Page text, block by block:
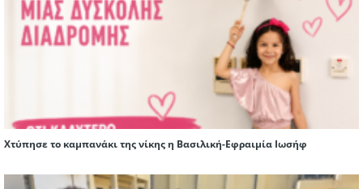
Χτύπησε το καμπανάκι της νίκης η Βασιλική-Εφραιμία Ιωσήφ